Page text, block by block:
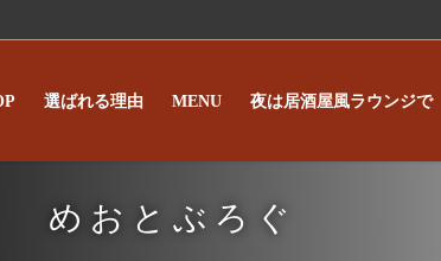
選ばれる理由 MENU 夜は居酒屋風ラウンジで
めおとぶろぐ